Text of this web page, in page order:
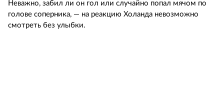
Неважно, забил ли он гол или случайно попал мячом по
голове соперника, — на реакцию Холанда невозможно
смотреть без улыбки.